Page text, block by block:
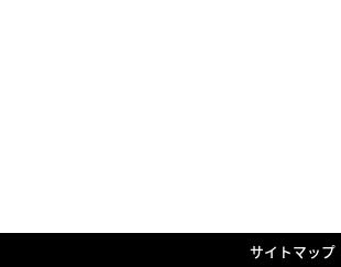
サイトマップ